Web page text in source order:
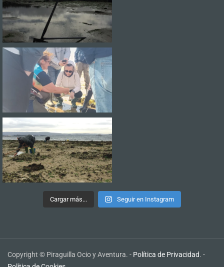
Cargar más... Seguir en Instagram
Copyright © Piraguilla Ocio y Aventura. - Política de Privacidad. -